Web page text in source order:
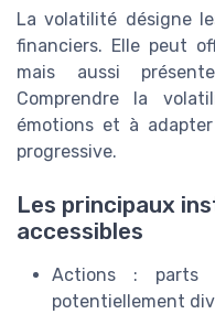
La volatilité désigne
financiers. Elle peut
mais aussi
Comprendre la
émotions et à
progressive.
Les principaux
accessibles
Actions : parts
potentiellement